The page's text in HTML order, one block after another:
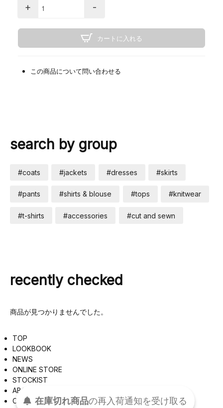
+ -
カートに入れる
この商品について問い合わせる
search by group
#coats #jackets #dresses #skirts
#pants #shirts & blouse #tops #knitwear
#t-shirts #accessories #cut and sewn
recently checked
商品が見つかりませんでした。
TOP
LOOKBOOK
NEWS
ONLINE STORE
STOCKIST
ABOUT
CONTACT在庫切れ商品の再入荷通知を受け取る